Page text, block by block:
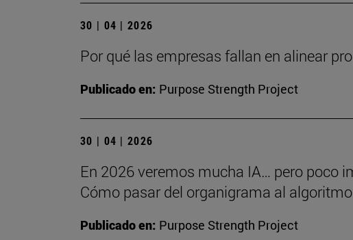
30 | 04 | 2026
Por qué las empresas fallan en alinear
Publicado en: Purpose Strength Project
30 | 04 | 2026
En 2026 veremos mucha IA… pero poco
Cómo pasar del organigrama al
Publicado en: Purpose Strength Project